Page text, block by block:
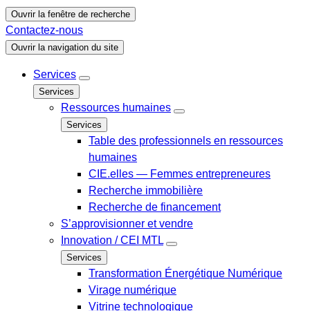
Ouvrir la fenêtre de recherche
Contactez-nous
Ouvrir la navigation du site
Services
Services
Ressources humaines
Services
Table des professionnels en ressources
humaines
CIE.elles — Femmes entrepreneures
Recherche immobilière
Recherche de financement
S’approvisionner et vendre
Innovation / CEI MTL
Services
Transformation Énergétique Numérique
Virage numérique
Vitrine technologique